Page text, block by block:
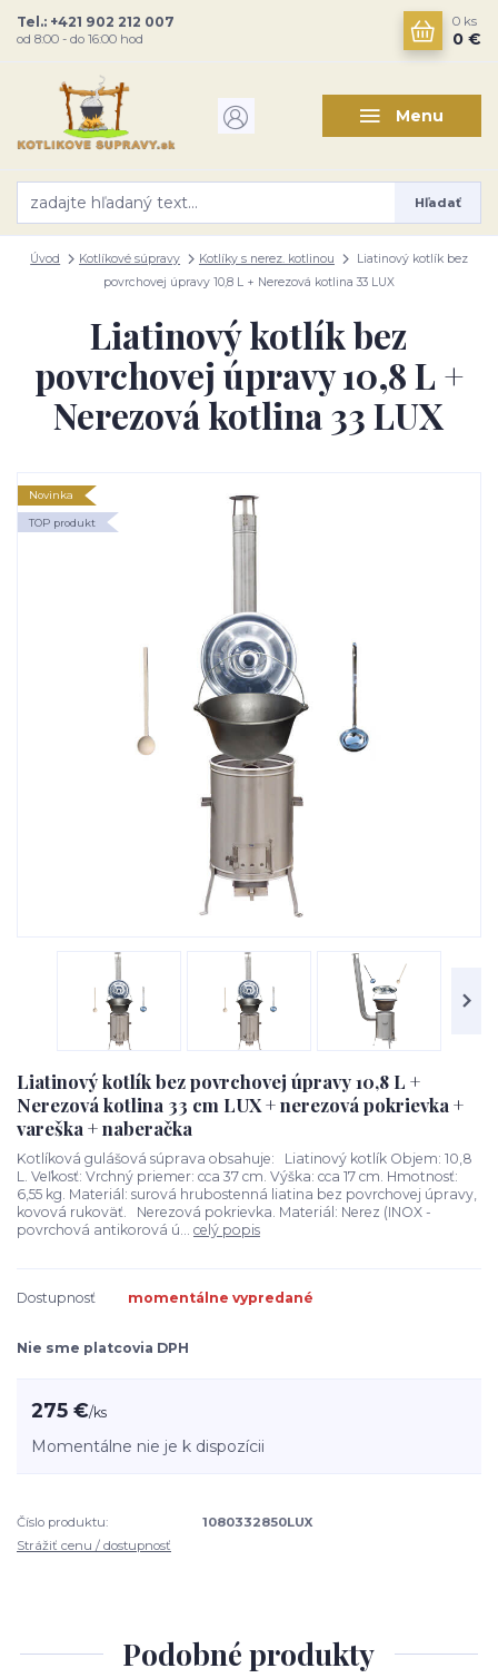
Menu
Hľadať
Tel.: +421 902 212 007
od 8:00 - do 16:00 hod
0 ks
0 €
Úvod Kotlíkové súpravy Kotlíky s nerez. kotlinou
Liatinový kotlík bez
povrchovej úpravy 10,8 L + Nerezová kotlina 33 LUX
Liatinový kotlík bez
povrchovej úpravy 10,8 L +
Nerezová kotlina 33 LUX
Novinka
TOP produkt
Liatinový kotlík bez povrchovej úpravy 10,8 L +
Nerezová kotlina 33 cm LUX + nerezová pokrievka +
vareška + naberačka
Kotlíková gulášová súprava obsahuje: Liatinový kotlík Objem: 10,8
L. Veľkosť: Vrchný priemer: cca 37 cm. Výška: cca 17 cm. Hmotnosť:
6,55 kg. Materiál: surová hrubostenná liatina bez povrchovej úpravy,
kovová rukoväť. Nerezová pokrievka. Materiál: Nerez (INOX -
povrchová antikorová ú... celý popis
Dostupnosť momentálne vypredané
Nie sme platcovia DPH
275 €/ks
Momentálne nie je k dispozícii
Číslo produktu:
1080332850LUX
Strážiť cenu / dostupnosť
Podobné produkty